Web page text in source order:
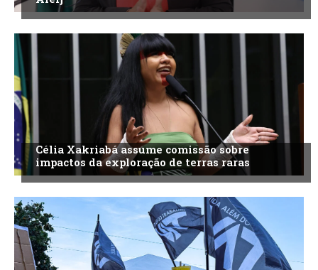
Célia Xakriabá assume comissão sobre
impactos da exploração de terras raras